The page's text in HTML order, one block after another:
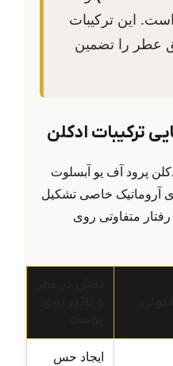
است. این ترکیبات
عطر را تضمین
ترکیبات ادکلن
پرود آف یو آبسلوت
آروماتیک خاصی تشکیل
متفاوتی روی
ایجاد حس